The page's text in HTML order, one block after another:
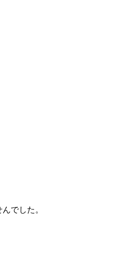
でした。